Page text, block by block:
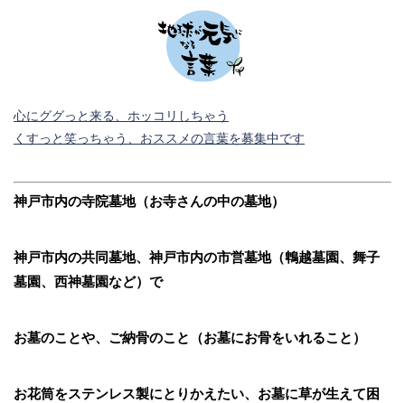
心にググっと来る、ホッコリしちゃう
くすっと笑っちゃう、おススメの言葉を募集中です
神戸市内の寺院墓地（お寺さんの中の墓地）
神戸市内の共同墓地、神戸市内の市営墓地（鵯越墓園、舞子
墓園、西神墓園など）で
お墓のことや、ご納骨のこと（お墓にお骨をいれること）
お花筒をステンレス製にとりかえたい、お墓に草が生えて困